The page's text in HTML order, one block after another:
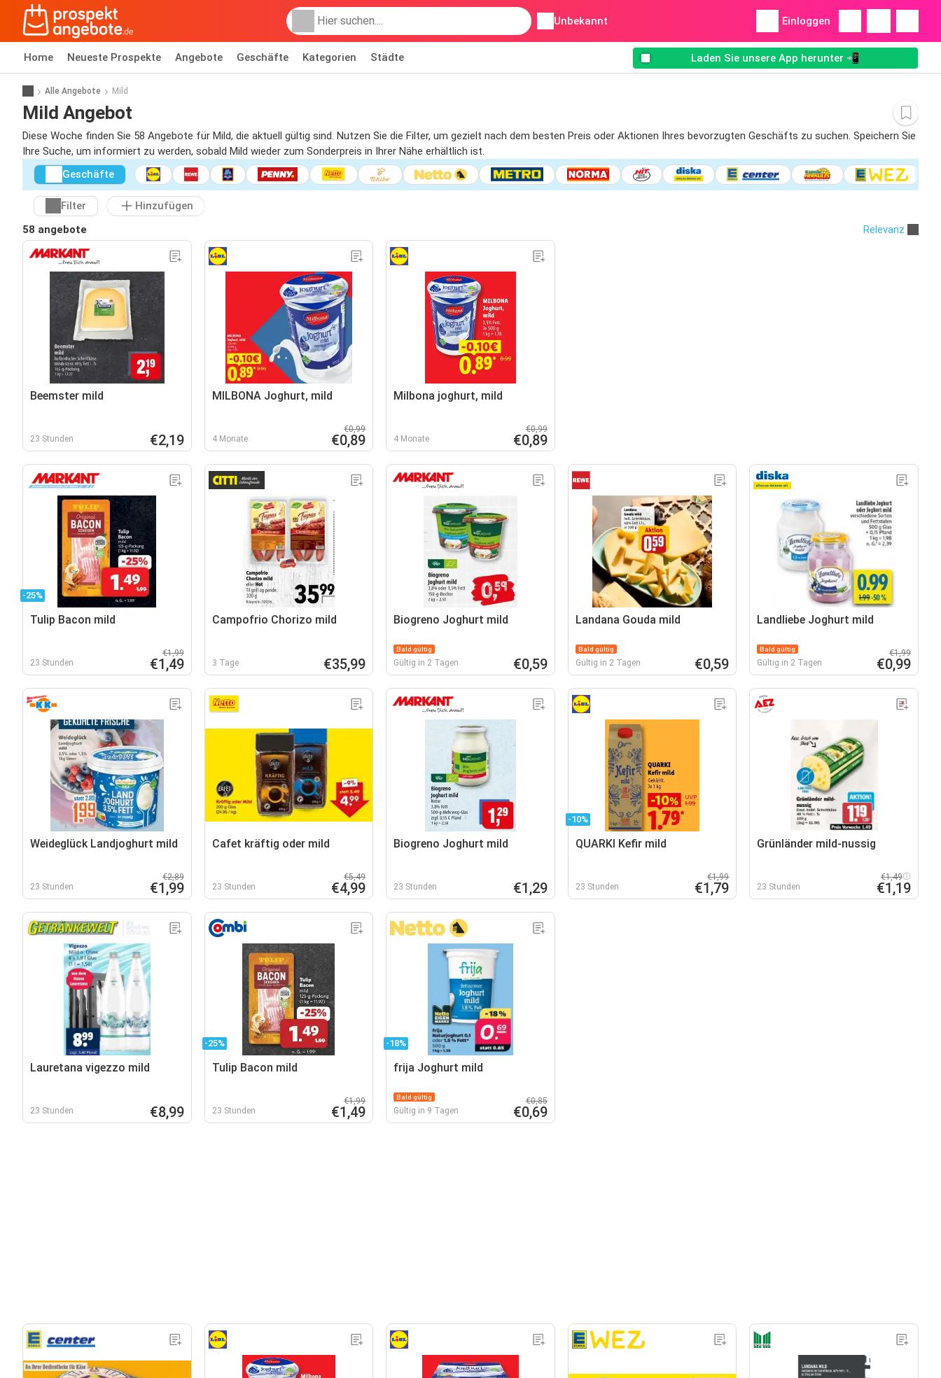
Unbekannt Einloggen
Home Neueste Prospekte Angebote Geschäfte Kategorien Städte Laden Sie unsere App herunter 📲
Alle Angebote Mild
Mild Angebot
Diese Woche finden Sie 58 Angebote für Mild, die aktuell gültig sind. Nutzen Sie die Filter, um gezielt nach dem besten Preis oder Aktionen Ihres bevorzugten Geschäfts zu suchen. Speichern Sie
Ihre Suche, um informiert zu werden, sobald Mild wieder zum Sonderpreis in Ihrer Nähe erhältlich ist.
Geschäfte
Filter
Hinzufügen
58 angebote
Relevanz
Beemster mild
23 Stunden €2,19
MILBONA Joghurt, mild
4 Monate
€0,99
€0,89
Milbona joghurt, mild
4 Monate
€0,99
€0,89
-25%
Tulip Bacon mild
23 Stunden
€1,99
€1,49
Campofrio Chorizo mild
3 Tage €35,99
Biogreno Joghurt mild
Bald gültig
Gültig in 2 Tagen €0,59
Landana Gouda mild
Bald gültig
Gültig in 2 Tagen €0,59
Landliebe Joghurt mild
Bald gültig
Gültig in 2 Tagen
€1,99
€0,99
Weideglück Landjoghurt mild
23 Stunden
€2,89
€1,99
Cafet kräftig oder mild
23 Stunden
€5,49
€4,99
Biogreno Joghurt mild
23 Stunden €1,29
-10%
QUARKI Kefir mild
23 Stunden
€1,99
€1,79
Grünländer mild-nussig
23 Stunden
€1,49
€1,19
Lauretana vigezzo mild
23 Stunden €8,99
-25%
Tulip Bacon mild
23 Stunden
€1,99
€1,49
-18%
frija Joghurt mild
Bald gültig
Gültig in 9 Tagen
€0,85
€0,69